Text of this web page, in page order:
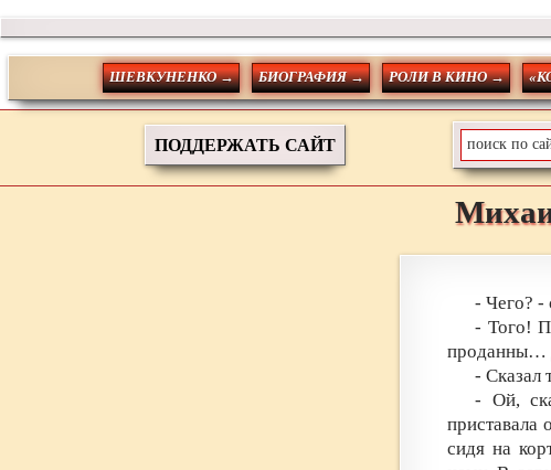
ШЕВКУНЕНКО → БИОГРАФИЯ → РОЛИ В КИНО →
ПОДДЕРЖАТЬ САЙТ
- Чего? -
- Того!
проданны…
- Сказал
- Ой,
приставала
сидя на